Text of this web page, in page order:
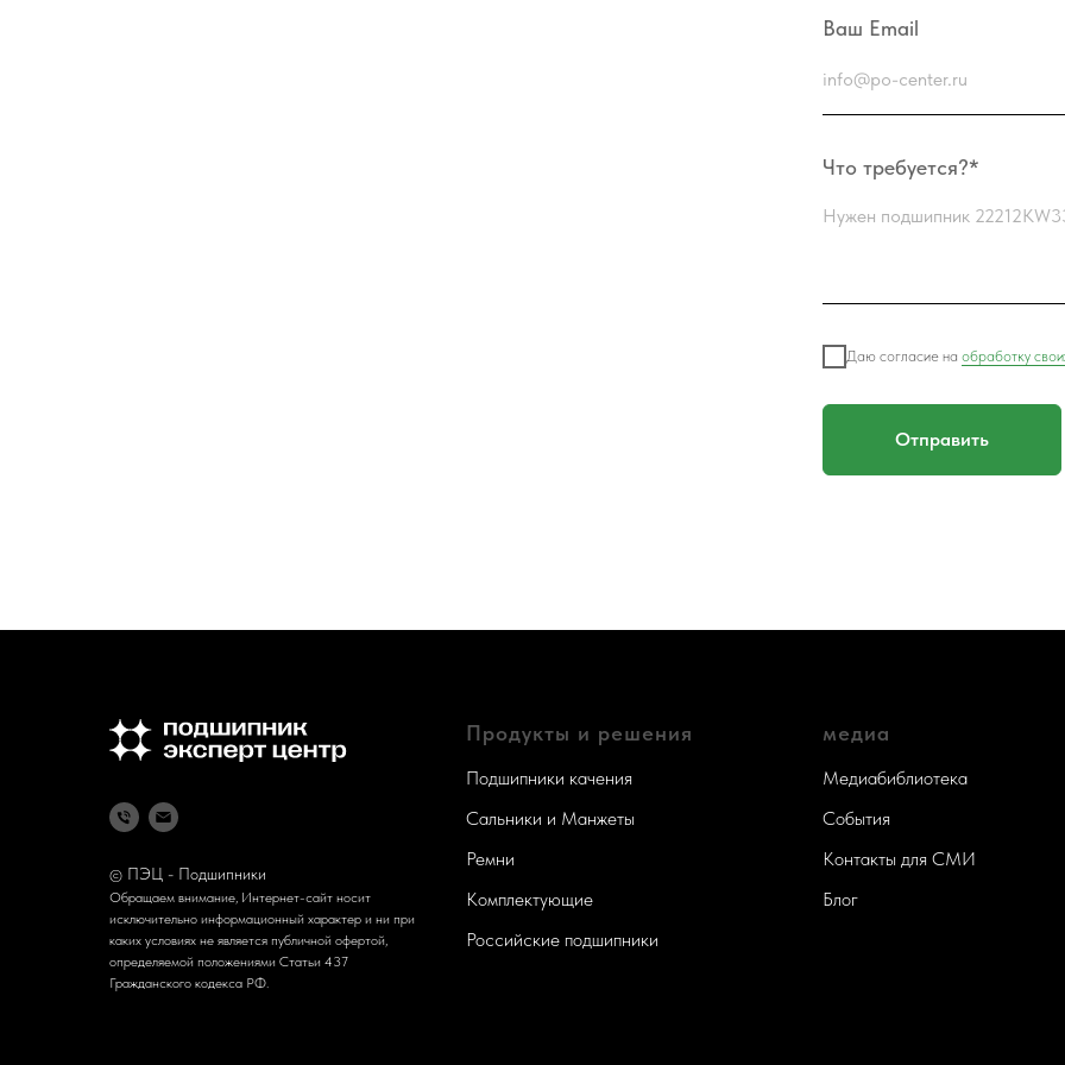
Ваш Email
Что требуется?*
Даю согласие на обработку
Отправить
© ПЭЦ - Подшипники
Обращаем внимание, Интернет-сайт носит
исключительно информационный характер и ни при
каких условиях не является публичной офертой,
определяемой положениями Статьи 437
Гражданского кодекса РФ.
Продукты и решения
Подшипники качения
Сальники и Манжеты
Ремни
Комплектующие
Российские подшипники
медиа
Медиабиблиотека
События
Контакты для СМИ
Блог